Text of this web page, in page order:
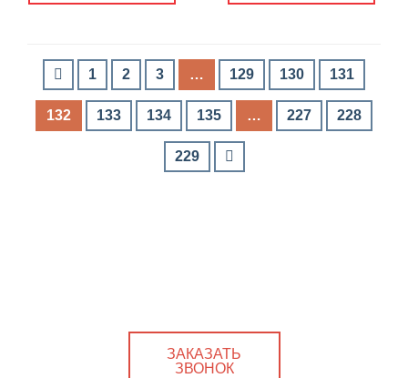
1 2 3 … 129 130 131
132 133 134 135 … 227 228
229
ЗАКАЗАТЬ
ЗВОНОК